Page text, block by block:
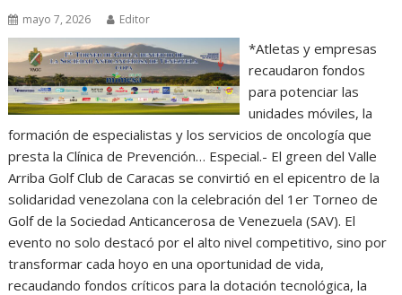
mayo 7, 2026 Editor
*Atletas y empresas
recaudaron fondos
para potenciar las
unidades móviles, la
formación de especialistas y los servicios de oncología que
presta la Clínica de Prevención… Especial.- El green del Valle
Arriba Golf Club de Caracas se convirtió en el epicentro de la
solidaridad venezolana con la celebración del 1er Torneo de
Golf de la Sociedad Anticancerosa de Venezuela (SAV). El
evento no solo destacó por el alto nivel competitivo, sino por
transformar cada hoyo en una oportunidad de vida,
recaudando fondos críticos para la dotación tecnológica, la